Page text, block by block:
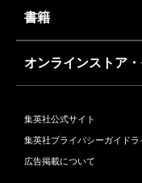
書籍
オンラインストア
集英社公式サイト
集英社プライバシーガイドラ
広告掲載について